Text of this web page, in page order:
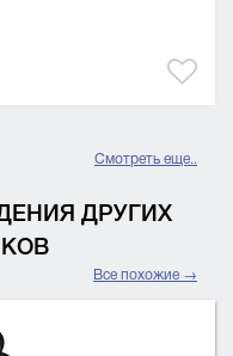
Смотреть еще..
ДРУГИХ
Все похожие →